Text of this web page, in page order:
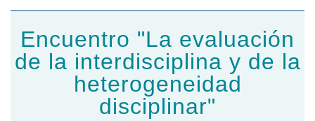
Encuentro "La evaluación
de la interdisciplina y de la
heterogeneidad
disciplinar"